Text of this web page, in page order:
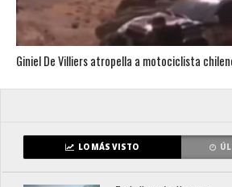
Giniel De Villiers atropella a motociclista
LO MÁS VISTO